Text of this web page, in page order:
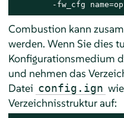
-fw_cfg
Combustion kann
werden. Wenn Sie dies
Konfigurationsmedium
und nehmen das
Datei config.ign
Verzeichnisstruktur auf: